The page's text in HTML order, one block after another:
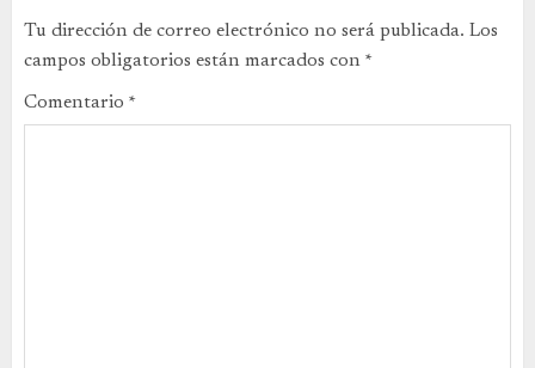
Tu dirección de correo electrónico no será publicada. Los
campos obligatorios están marcados con *
Comentario *